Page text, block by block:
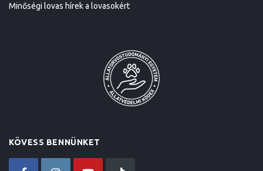
Minőségi lovas hírek a lovasokért
KÖVESS BENNÜNKET